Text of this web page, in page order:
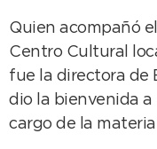
Quien acompañó
Centro Cultural
fue la directora de
dio la bienvenida a
cargo de la